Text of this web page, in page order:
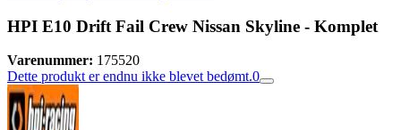
HPI E10 Drift Fail Crew Nissan Skyline - Komplet
Varenummer: 175520
Dette produkt er endnu ikke blevet bedømt.0